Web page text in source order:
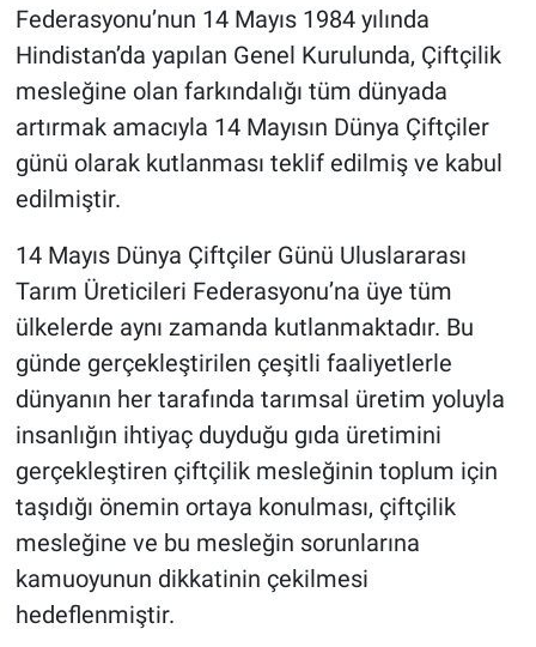
Federasyonu’nun 14 Mayıs 1984 yılında
Hindistan’da yapılan Genel Kurulunda, Çiftçilik
mesleğine olan farkındalığı tüm dünyada
artırmak amacıyla 14 Mayısın Dünya Çiftçiler
günü olarak kutlanması teklif edilmiş ve kabul
edilmiştir.
14 Mayıs Dünya Çiftçiler Günü Uluslararası
Tarım Üreticileri Federasyonu’na üye tüm
ülkelerde aynı zamanda kutlanmaktadır. Bu
günde gerçekleştirilen çeşitli faaliyetlerle
dünyanın her tarafında tarımsal üretim yoluyla
insanlığın ihtiyaç duyduğu gıda üretimini
gerçekleştiren çiftçilik mesleğinin toplum için
taşıdığı önemin ortaya konulması, çiftçilik
mesleğine ve bu mesleğin sorunlarına
kamuoyunun dikkatinin çekilmesi
hedeflenmiştir.